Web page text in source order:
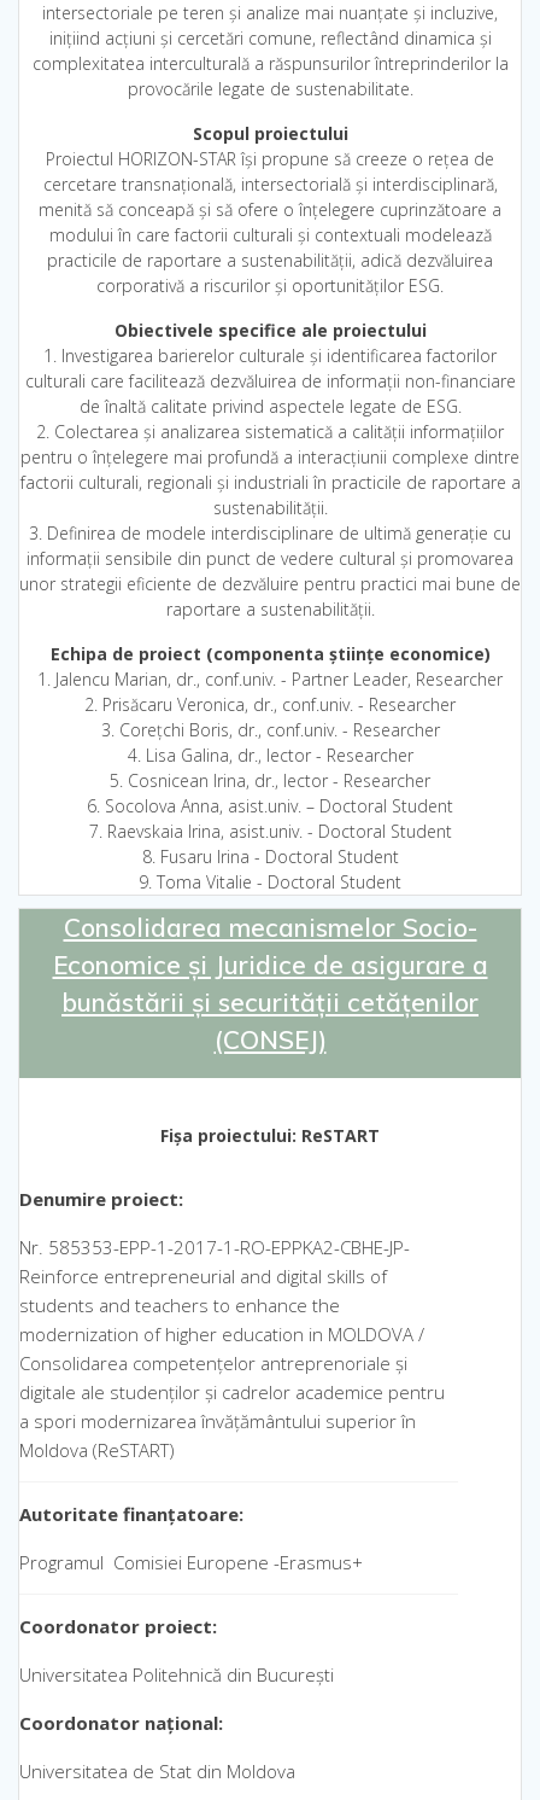
intersectoriale pe teren și analize mai nuanțate și incluzive,
inițiind acțiuni și cercetări comune, reflectând dinamica și
complexitatea interculturală a răspunsurilor întreprinderilor la
provocările legate de sustenabilitate.
Scopul proiectului
Proiectul HORIZON-STAR își propune să creeze o rețea de
cercetare transnațională, intersectorială și interdisciplinară,
menită să conceapă și să ofere o înțelegere cuprinzătoare a
modului în care factorii culturali și contextuali modelează
practicile de raportare a sustenabilității, adică dezvăluirea
corporativă a riscurilor și oportunităților ESG.
Obiectivele specifice ale proiectului
1. Investigarea barierelor culturale și identificarea factorilor
culturali care facilitează dezvăluirea de informații non-financiare
de înaltă calitate privind aspectele legate de ESG.
2. Colectarea și analizarea sistematică a calității informațiilor
pentru o înțelegere mai profundă a interacțiunii complexe dintre
factorii culturali, regionali și industriali în practicile de raportare a
sustenabilității.
3. Definirea de modele interdisciplinare de ultimă generație cu
informații sensibile din punct de vedere cultural și promovarea
unor strategii eficiente de dezvăluire pentru practici mai bune de
raportare a sustenabilității.
Echipa de proiect (componenta științe economice)
1. Jalencu Marian, dr., conf.univ. - Partner Leader, Researcher
2. Prisăcaru Veronica, dr., conf.univ. - Researcher
3. Corețchi Boris, dr., conf.univ. - Researcher
4. Lisa Galina, dr., lector - Researcher
5. Cosnicean Irina, dr., lector - Researcher
6. Socolova Anna, asist.univ. – Doctoral Student
7. Raevskaia Irina, asist.univ. - Doctoral Student
8. Fusaru Irina - Doctoral Student
9. Toma Vitalie - Doctoral Student
Consolidarea mecanismelor Socio-
Economice și Juridice de asigurare a
bunăstării și securității cetățenilor
(CONSEJ)
Fișa proiectului: ReSTART
Denumire proiect:
Nr. 585353-EPP-1-2017-1-RO-EPPKA2-CBHE-JP-
Reinforce entrepreneurial and digital skills of
students and teachers to enhance the
modernization of higher education in MOLDOVA /
Consolidarea competențelor antreprenoriale și
digitale ale studenților și cadrelor academice pentru
a spori modernizarea învățământului superior în
Moldova (ReSTART)
Autoritate finanțatoare:
Programul Comisiei Europene -Erasmus+
Coordonator proiect:
Universitatea Politehnică din București
Coordonator național:
Universitatea de Stat din Moldova